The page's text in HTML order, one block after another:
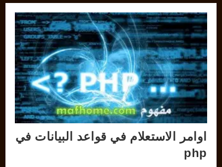
اوامر الاستعلام في قواعد البيانات في
php